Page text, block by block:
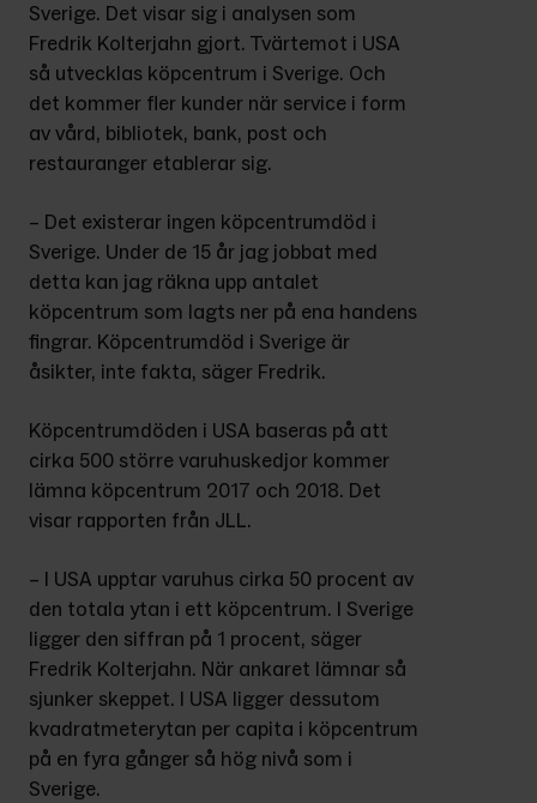
Sverige. Det visar sig i analysen som
Fredrik Kolterjahn gjort. Tvärtemot i USA
så utvecklas köpcentrum i Sverige. Och
det kommer fler kunder när service i form
av vård, bibliotek, bank, post och
restauranger etablerar sig.
– Det existerar ingen köpcentrumdöd i
Sverige. Under de 15 år jag jobbat med
detta kan jag räkna upp antalet
köpcentrum som lagts ner på ena handens
fingrar. Köpcentrumdöd i Sverige är
åsikter, inte fakta, säger Fredrik.
Köpcentrumdöden i USA baseras på att
cirka 500 större varuhuskedjor kommer
lämna köpcentrum 2017 och 2018. Det
visar rapporten från JLL.
– I USA upptar varuhus cirka 50 procent av
den totala ytan i ett köpcentrum. I Sverige
ligger den siffran på 1 procent, säger
Fredrik Kolterjahn. När ankaret lämnar så
sjunker skeppet. I USA ligger dessutom
kvadratmeterytan per capita i köpcentrum
på en fyra gånger så hög nivå som i
Sverige.